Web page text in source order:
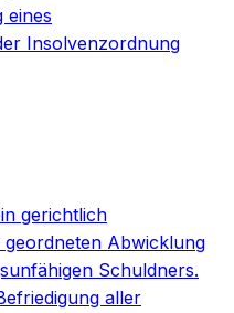
eines
Insolvenzordnung
gerichtlich
Abwicklung
Schuldners.
aller